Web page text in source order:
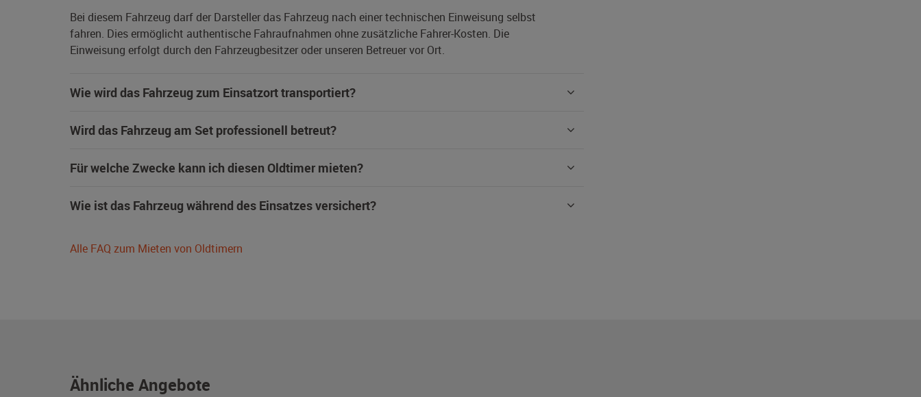
Bei diesem Fahrzeug darf der Darsteller das Fahrzeug nach einer technischen Einweisung selbst
fahren. Dies ermöglicht authentische Fahraufnahmen ohne zusätzliche Fahrer-Kosten. Die
Einweisung erfolgt durch den Fahrzeugbesitzer oder unseren Betreuer vor Ort.
Wie wird das Fahrzeug zum Einsatzort transportiert?
Wird das Fahrzeug am Set professionell betreut?
Für welche Zwecke kann ich diesen Oldtimer mieten?
Wie ist das Fahrzeug während des Einsatzes versichert?
Alle FAQ zum Mieten von Oldtimern
Ähnliche Angebote